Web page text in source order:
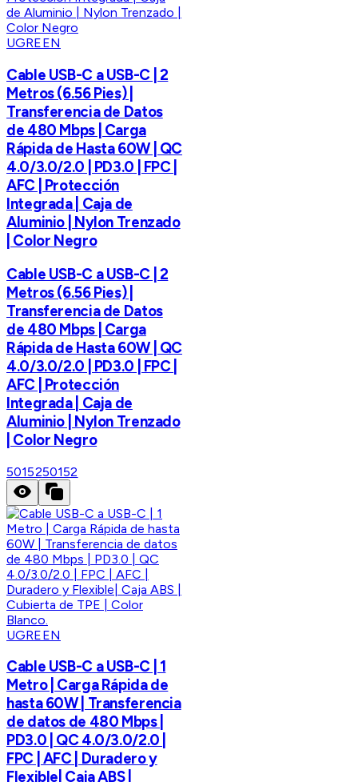
UGREEN
Cable USB-C a USB-C | 2
Metros (6.56 Pies) |
Transferencia de Datos
de 480 Mbps | Carga
Rápida de Hasta 60W | QC
4.0/3.0/2.0 | PD3.0 | FPC |
AFC | Protección
Integrada | Caja de
Aluminio | Nylon Trenzado
| Color Negro
Cable USB-C a USB-C | 2
Metros (6.56 Pies) |
Transferencia de Datos
de 480 Mbps | Carga
Rápida de Hasta 60W | QC
4.0/3.0/2.0 | PD3.0 | FPC |
AFC | Protección
Integrada | Caja de
Aluminio | Nylon Trenzado
| Color Negro
5015250152
UGREEN
Cable USB-C a USB-C | 1
Metro | Carga Rápida de
hasta 60W | Transferencia
de datos de 480 Mbps |
PD3.0 | QC 4.0/3.0/2.0 |
FPC | AFC | Duradero y
Flexible| Caja ABS |